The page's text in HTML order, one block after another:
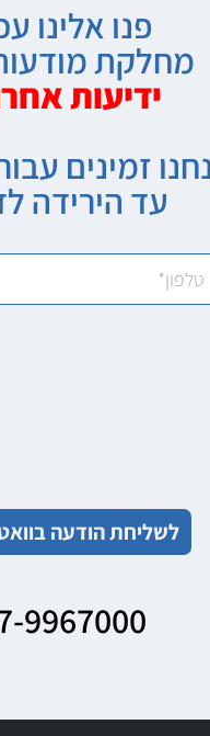
פנו אלינו
מחלקת
ידיעות
זמינים
עד הירידה
לשליחת הודעה
9967000